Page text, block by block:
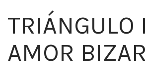
TRIÁNGULO
AMOR